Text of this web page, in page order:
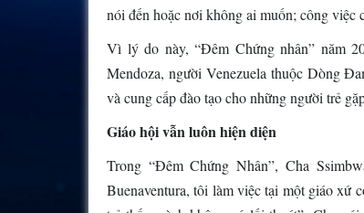
nói đến hoặc nơi không ai muốn; công việc
Vì lý do này, “Đêm Chứng nhân” năm
Mendoza, người Venezuela thuộc Dòng
và cung cấp đào tạo cho những người trẻ
Giáo hội vẫn luôn hiện diện
Trong “Đêm Chứng Nhân”, Cha
Buenaventura, tôi làm việc tại một giáo xứ